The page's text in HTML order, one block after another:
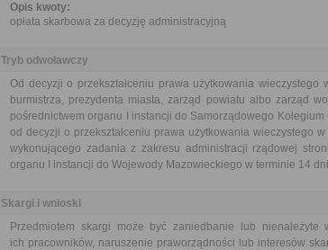
Opis kwoty:
opłata skarbowa za decyzję administracyjną
Tryb odwoławczy
Od decyzji o przekształceniu prawa użytkowania
burmistrza, prezydenta miasta, zarząd powiatu albo zarząd
pośrednictwem organu I instancji do Samorządowego
od decyzji o przekształceniu prawa użytkowania wieczystego
wykonującego zadania z zakresu administracji rządowej
organu I instancji do Wojewody Mazowieckiego w terminie 14
Skargi i wnioski
Przedmiotem skargi może być zaniedbanie lub
ich pracowników, naruszenie praworządności lub interesów